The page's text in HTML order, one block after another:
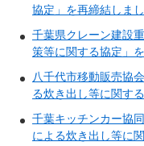
協定」を再締結しまし
千葉県クレーン建設
策等に関する協定」
八千代市移動販売協
る炊き出し等に関す
千葉キッチンカー協
による炊き出し等に